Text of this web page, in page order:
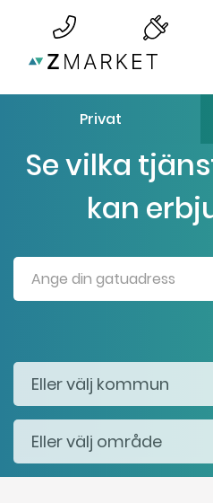
Privat
Se vilka
kan